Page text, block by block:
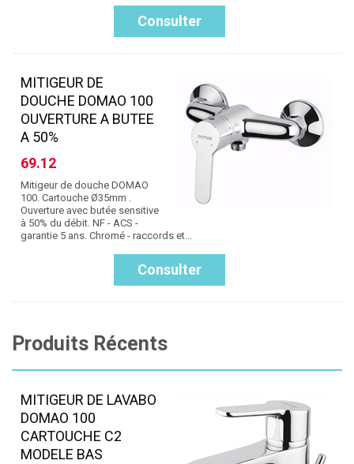
Consulter
MITIGEUR DE
DOUCHE DOMAO 100
OUVERTURE A BUTEE
A 50%
69.12
Mitigeur de douche DOMAO
100. Cartouche Ø35mm .
Ouverture avec butée sensitive
à 50% du débit. NF - ACS -
garantie 5 ans. Chromé - raccords et...
Consulter
Produits Récents
MITIGEUR DE LAVABO
DOMAO 100
CARTOUCHE C2
MODELE BAS